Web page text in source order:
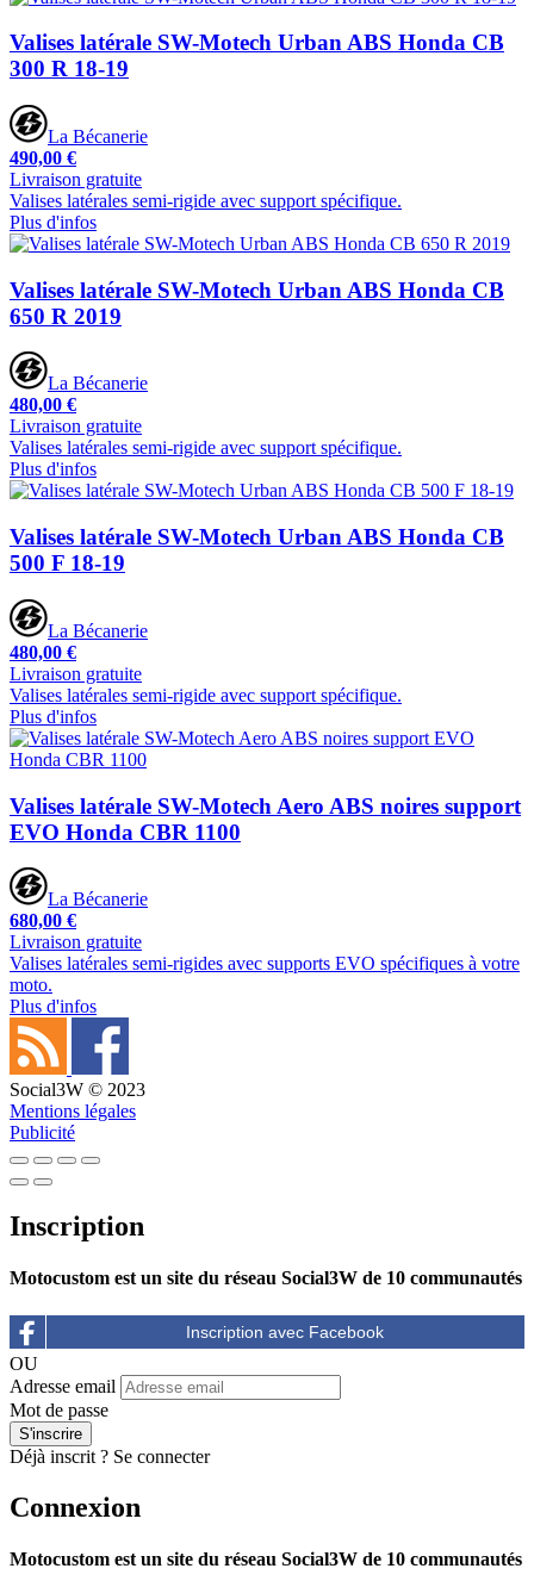
Valises latérale SW-Motech Urban ABS Honda CB
300 R 18-19
La Bécanerie
490,00 €
Livraison gratuite
Valises latérales semi-rigide avec support spécifique.
Plus d'infos
Valises latérale SW-Motech Urban ABS Honda CB
650 R 2019
La Bécanerie
480,00 €
Livraison gratuite
Valises latérales semi-rigide avec support spécifique.
Plus d'infos
Valises latérale SW-Motech Urban ABS Honda CB
500 F 18-19
La Bécanerie
480,00 €
Livraison gratuite
Valises latérales semi-rigide avec support spécifique.
Plus d'infos
Valises latérale SW-Motech Aero ABS noires support
EVO Honda CBR 1100
La Bécanerie
680,00 €
Livraison gratuite
Valises latérales semi-rigides avec supports EVO spécifiques à votre
moto.
Plus d'infos
Social3W © 2023
Mentions légales
Publicité
Inscription
Motocustom est un site du réseau Social3W de 10 communautés
OU
Adresse email
Mot de passe
Déjà inscrit ? Se connecter
Connexion
Motocustom est un site du réseau Social3W de 10 communautés